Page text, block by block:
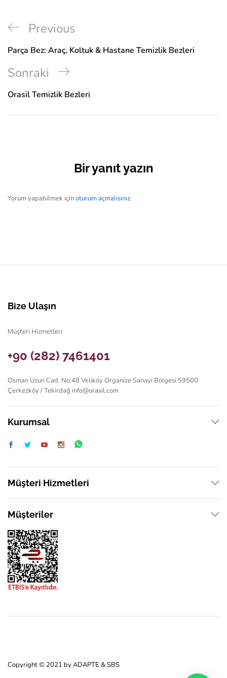
Previous
Parça Bez: Araç, Koltuk & Hastane Temizlik Bezleri
Sonraki
Orasil Temizlik Bezleri
Bir yanıt yazın
Yorum yapabilmek içinoturum açmalısınız.
Bize Ulaşın
Müşteri Hizmetleri
+90 (282) 7461401
Osman Uzun Cad. No:48 Veliköy Organize Sanayi Bölgesi 59500
Çerkezköy / Tekirdağ info@orasil.com
Kurumsal
Müşteri Hizmetleri
Müşteriler
Copyright © 2021 by ADAPTE & SBS